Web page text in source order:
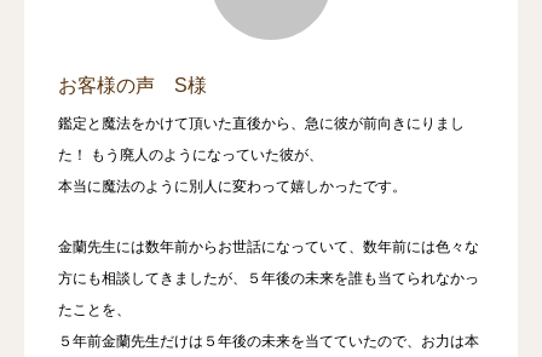
お客様の声 S様
鑑定と魔法をかけて頂いた直後から、急に彼が前向きにりまし
た！ もう廃人のようになっていた彼が、
本当に魔法のように別人に変わって嬉しかったです。
金蘭先生には数年前からお世話になっていて、数年前には色々な
方にも相談してきましたが、５年後の未来を誰も当てられなかっ
たことを、
５年前金蘭先生だけは５年後の未来を当てていたので、お力は本